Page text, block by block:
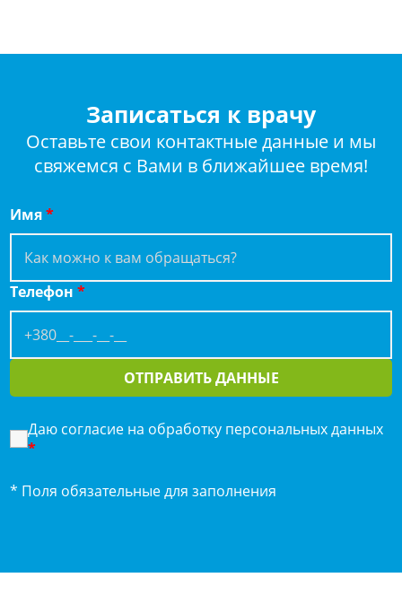
Записаться к врачу
Оставьте свои контактные данные и мы
свяжемся с Вами в ближайшее время!
Имя*
Телефон*
ОТПРАВИТЬ ДАННЫЕ
Даю согласие на обработку персональных данных
*
* Поля обязательные для заполнения